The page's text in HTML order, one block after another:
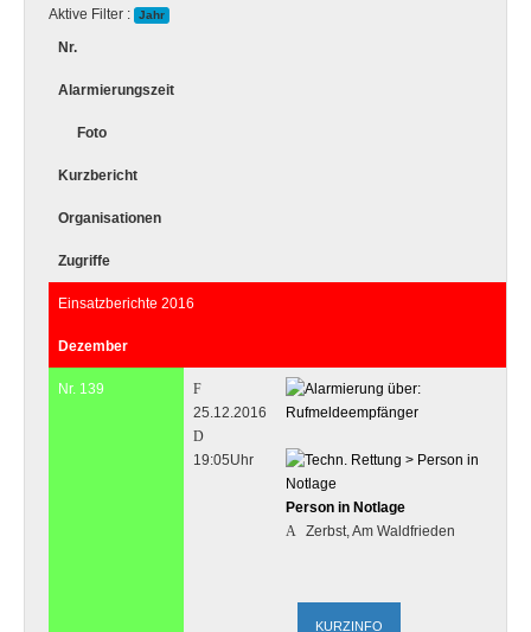
Aktive Filter : Jahr
Nr.
Alarmierungszeit
Foto
Kurzbericht
Organisationen
Zugriffe
Einsatzberichte 2016
Dezember
Nr. 139
25.12.2016
19:05Uhr
Person in Notlage
Zerbst, Am Waldfrieden